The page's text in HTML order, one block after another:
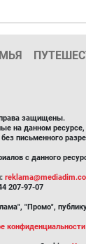
защищены.
на данном
письменного
с данного
207-97-07
"Промо",